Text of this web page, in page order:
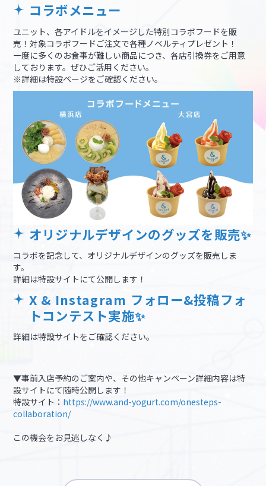
コラボメニュー
ユニット、各アイドルをイメージした特別コラボフードを販
売！対象コラボフードご注文で各種ノベルティプレゼント！
一度に多くのお食事が難しい商品につき、各店引換券をご用意
しております。ぜひご活用ください。
※詳細は特設ページをご確認ください。
オリジナルデザインのグッズを販売✨
コラボを記念して、オリジナルデザインのグッズを販売しま
す。
詳細は特設サイトにて公開します！
X & Instagram フォロー&投稿フォ
トコンテスト実施✨
詳細は特設サイトをご確認ください。
▼事前入店予約のご案内や、その他キャンペーン詳細内容は特
設サイトにて随時公開します！
特設サイト： https://www.and-yogurt.com/onesteps-
collaboration/
この機会をお見逃しなく♪